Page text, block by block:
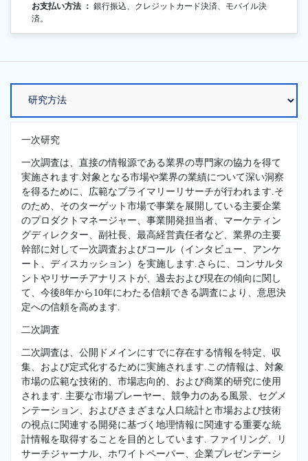
お支払い方法 ： 銀行振込、クレジットカード決済、モバイル決
済。
一次研究
一次調査は、直接の情報源である業界の専門家の協力を得て
実施されます.対象となる市場や業界の業績について深い洞察
を得るために、広範なプライマリーリサーチが行われます.そ
のため、そのターゲット市場で事業を展開している主要企業
のプロダクトマネージャー、事業開発担当者、マーケティン
グディレクター、副社長、最高経営責任者など、業界の主要
幹部に対して一次調査およびコール（インタビュー、アンケ
ート、ディスカッション）を実施します.さらに、コンサルタ
ントやリサーチアナリストが、過去および現在の傾向に関し
て、今後8年から10年にわたる信頼できる調査により、意思決
定への信頼を高めます.
二次調査
二次調査は、公開ドメインにすでに存在する情報を特定、収
集、および定式化するために実施されます.この情報は、対象
市場の広範な技術的、市場志向的、および商業的研究に使用
されます. 主要な市場プレーヤー、競争力のある風景、セグメ
ンテーション、およびさまざまな人口統計と市場および技術
の視点に関連する開発に基づく地理情報に関連する重要な統
計情報を取得することを目的としています. ファイリング、リ
サーチジャーナル、ホワイトペーパー、企業プレゼンテーシ